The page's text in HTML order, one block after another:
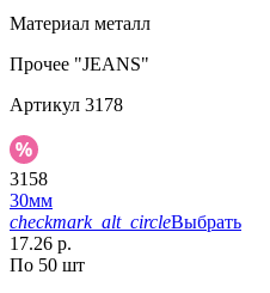
Материал металл
Прочее "JEANS"
Артикул 3178
3158
30мм
checkmark_alt_circleВыбрать
17.26 р.
По 50 шт